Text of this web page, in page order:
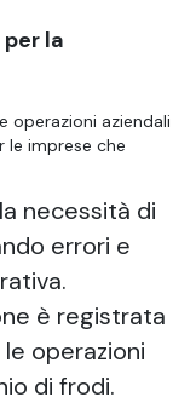
la
operazioni aziendali
le imprese che
necessità di
errori e
è registrata
operazioni
di frodi.